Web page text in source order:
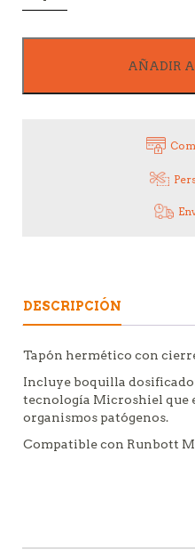
MII
AÑADIR
DESCRIPCIÓN
Tapón hermético con
Incluye boquilla
tecnología Microshiel que
organismos patógenos.
Compatible con Runbott